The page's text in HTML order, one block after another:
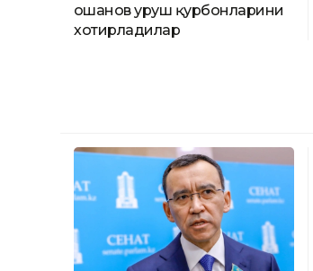
Қошанов уруш қурбонларини
хотирладилар